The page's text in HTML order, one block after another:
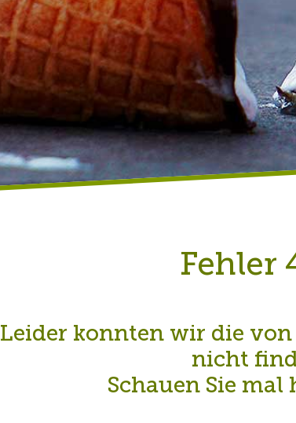
Fehler
Leider konnten wir die von
nicht
Schauen Sie mal